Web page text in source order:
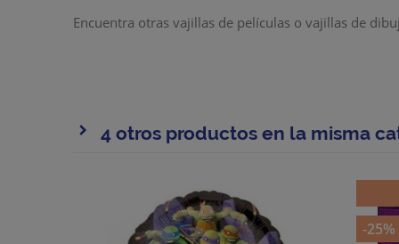
Encuentra otras vajillas de películas o vajillas de
4 otros productos en la misma
-25%